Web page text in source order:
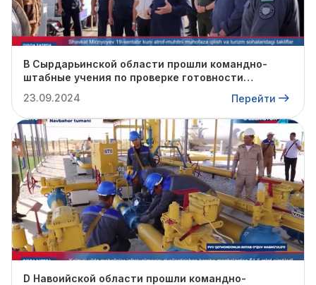
В Сырдарьинской области прошли командно-
штабные учения по проверке готовности
отопительному сезону.
23.09.2024 Перейти
D Навоийской области прошли командно-